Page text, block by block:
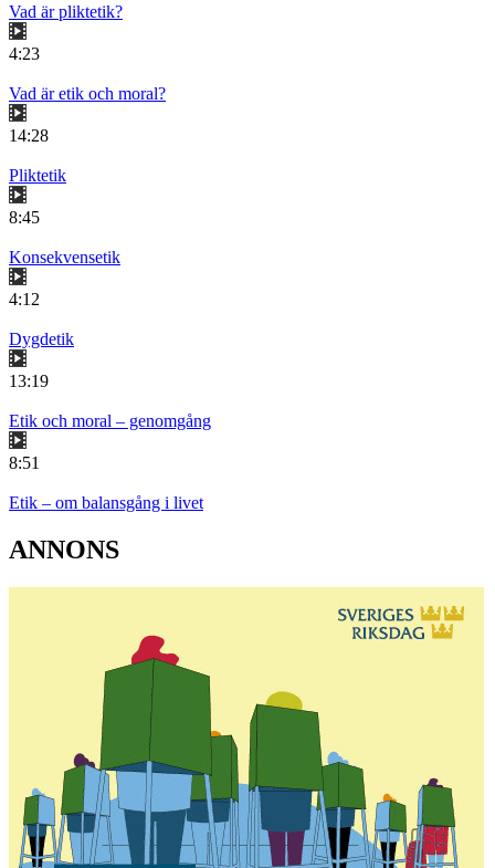
Vad är pliktetik?
4:23
Vad är etik och moral?
14:28
Pliktetik
8:45
Konsekvensetik
4:12
Dygdetik
13:19
Etik och moral – genomgång
8:51
Etik – om balansgång i livet
ANNONS